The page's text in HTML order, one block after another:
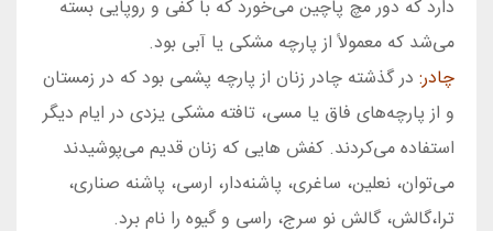
دارد كه دور مچ پاچين می‌خورد كه با كفی و روپايی بسته
می‌شد كه معمولاً از پارچه مشكی يا آبی بود.
چادر: در گذشته چادر زنان از پارچه پشمی بود كه در زمستان
و از پارچه‌های فاق يا مسی، تافته مشكی يزدی در ايام ديگر
استفاده می‌كردند. كفش هايی كه زنان قديم می‌پوشيدند
می‌توان، ‌نعلين، ساغری، پاشنه‌دار، ارسی، پاشنه صناری،
ترا،گالش، گالش نو سرج، راسی و گيوه را نام برد.